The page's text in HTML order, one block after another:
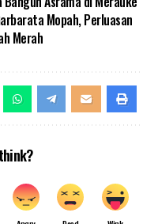
Mopah, Perluasan
Merah